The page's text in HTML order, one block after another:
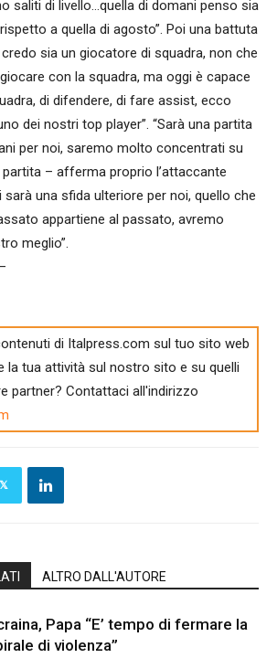
saliti di livello…quella di domani penso sia
a quella di agosto”. Poi una battuta
sia un giocatore di squadra, non che
con la squadra, ma oggi è capace
di difendere, di fare assist, ecco
dei nostri top player”. “Sarà una partita
per noi, saremo molto concentrati su
– afferma proprio l’attaccante
sarà una sfida ulteriore per noi, quello che
appartiene al passato, avremo
meglio”.
di Italpress.com sul tuo sito web
la tua attività sul nostro sito e su quelli
partner? Contattaci all'indirizzo
ALTRO DALL'AUTORE
Papa “E’ tempo di fermare la
di violenza”